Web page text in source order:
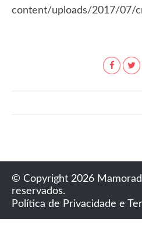
content/uploads/2017/07/
© Copyright 2026
reservados.
Política de Privacidade e